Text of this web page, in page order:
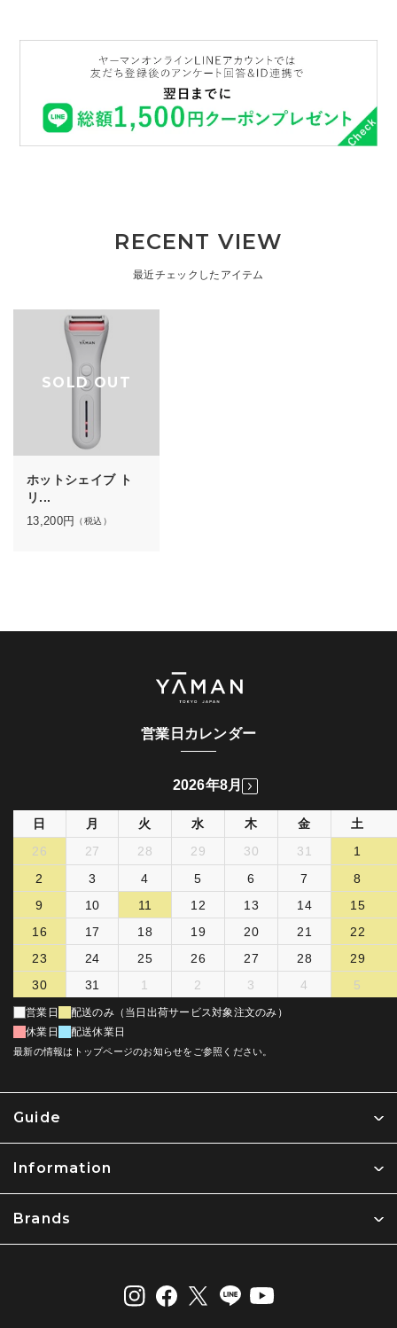
RECENT VIEW
最近チェックしたアイテム
SOLD OUT
ホットシェイブ ト
リ...
13,200円 （税込）
Guide
Information
Brands
営業日カレンダー
2026年8月
日 月 火 水 木 金
土
26
27 28 29 30 31
1
2
3 4 5 6 7
8
9
10 11 12 13 14
15
16
17 18 19 20 21
22
23
24 25 26 27 28
29
30
31 1 2 3 4 5
営業日
配送のみ（当日出荷サービス対象注文のみ）
休業日
配送休業日
最新の情報はトップページのお知らせをご参照ください。